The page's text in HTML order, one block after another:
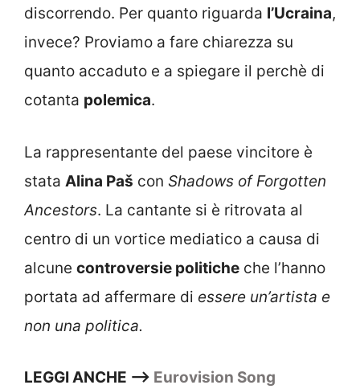
discorrendo. Per quanto riguarda l’Ucraina,
invece? Proviamo a fare chiarezza su
quanto accaduto e a spiegare il perchè di
cotanta polemica.
La rappresentante del paese vincitore è
stata Alina Paš con Shadows of Forgotten
Ancestors. La cantante si è ritrovata al
centro di un vortice mediatico a causa di
alcune controversie politiche che l’hanno
portata ad affermare di essere un’artista e
non una politica.
LEGGI ANCHE –> Eurovision Song